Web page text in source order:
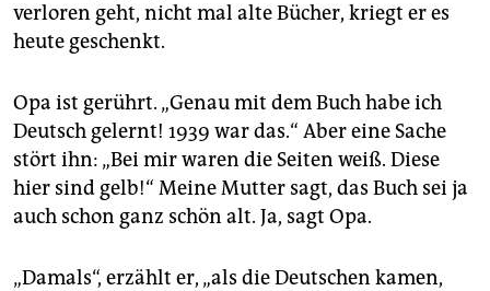
verloren geht, nicht mal alte Bücher, kriegt er es
heute geschenkt.
Opa ist gerührt. „Genau mit dem Buch habe ich
Deutsch gelernt! 1939 war das.“ Aber eine Sache
stört ihn: „Bei mir waren die Seiten weiß. Diese
hier sind gelb!“ Meine Mutter sagt, das Buch sei ja
auch schon ganz schön alt. Ja, sagt Opa.
„Damals“, erzählt er, „als die Deutschen kamen,